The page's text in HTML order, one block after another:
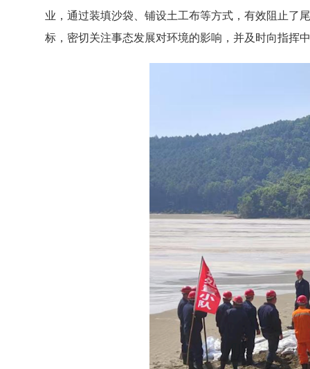
业，通过装填沙袋、铺设土工布等方式，有效阻止了
标，密切关注事态发展对环境的影响，并及时向指挥